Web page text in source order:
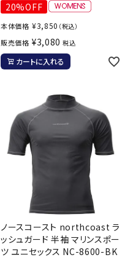
20%OFF
本体価格 ¥3,850 （税込）
販売価格 ¥3,080 税込
カートに入れる
ノースコースト northcoast ラ
ッシュガード 半袖 マリンスポー
ツ ユニセックス NC-8600-BK